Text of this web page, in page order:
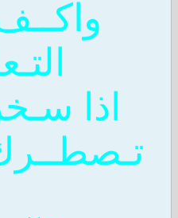
اذا
تـصطــرك